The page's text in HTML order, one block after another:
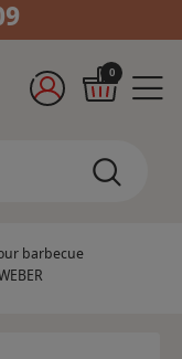
0
barbecue